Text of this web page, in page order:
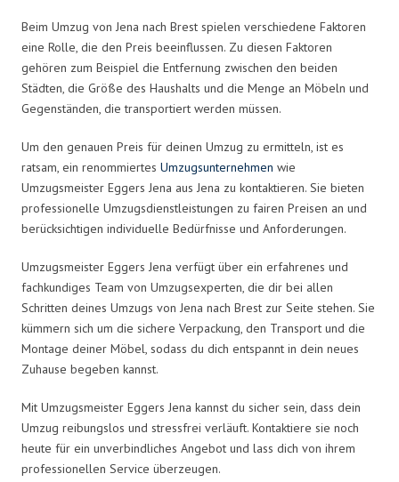
Beim Umzug von Jena nach Brest spielen verschiedene Faktoren
eine Rolle, die den Preis beeinflussen. Zu diesen Faktoren
gehören zum Beispiel die Entfernung zwischen den beiden
Städten, die Größe des Haushalts und die Menge an Möbeln und
Gegenständen, die transportiert werden müssen.
Um den genauen Preis für deinen Umzug zu ermitteln, ist es
ratsam, ein renommiertes Umzugsunternehmen wie
Umzugsmeister Eggers Jena aus Jena zu kontaktieren. Sie bieten
professionelle Umzugsdienstleistungen zu fairen Preisen an und
berücksichtigen individuelle Bedürfnisse und Anforderungen.
Umzugsmeister Eggers Jena verfügt über ein erfahrenes und
fachkundiges Team von Umzugsexperten, die dir bei allen
Schritten deines Umzugs von Jena nach Brest zur Seite stehen. Sie
kümmern sich um die sichere Verpackung, den Transport und die
Montage deiner Möbel, sodass du dich entspannt in dein neues
Zuhause begeben kannst.
Mit Umzugsmeister Eggers Jena kannst du sicher sein, dass dein
Umzug reibungslos und stressfrei verläuft. Kontaktiere sie noch
heute für ein unverbindliches Angebot und lass dich von ihrem
professionellen Service überzeugen.